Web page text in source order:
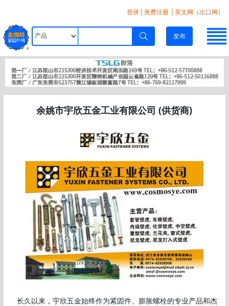
登录 免费注册 | 英文网（出口网）
发布
余姚市宇欣五金工业有限公司 (供货商)